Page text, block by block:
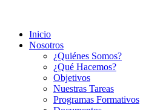
Inicio
Nosotros
¿Quiénes Somos?
¿Qué Hacemos?
Objetivos
Nuestras Tareas
Programas Formativos